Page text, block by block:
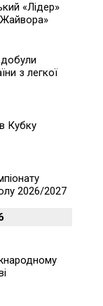
«Лідер»
з легкої
Кубку
2026/2027